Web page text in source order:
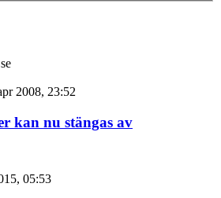
2008, 23:52
kan nu stängas av
05:53